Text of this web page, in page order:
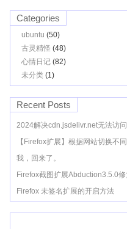
Categories
ubuntu (50)
古灵精怪 (48)
心情日记 (82)
未分类 (1)
Recent Posts
2024解决cdn.jsdelivr.net无法访
【Firefox扩展】根据网站切换不
我，回来了。
Firefox截图扩展Abduction3.5.0修
Firefox 未签名扩展的开启方法